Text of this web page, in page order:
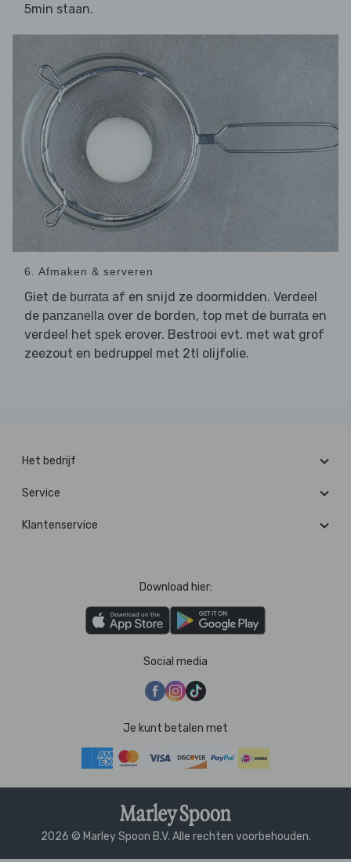
5min staan.
6. Afmaken & serveren
Giet de burrata af en snijd ze doormidden. Verdeel
de panzanella over de borden, top met de burrata en
verdeel het spek erover. Bestrooi evt. met wat grof
zeezout en bedruppel met 2tl olijfolie.
Het bedrijf
Service
Klantenservice
Download hier:
Social media
Je kunt betalen met
2026 © Marley Spoon B.V. Alle rechten voorbehouden.